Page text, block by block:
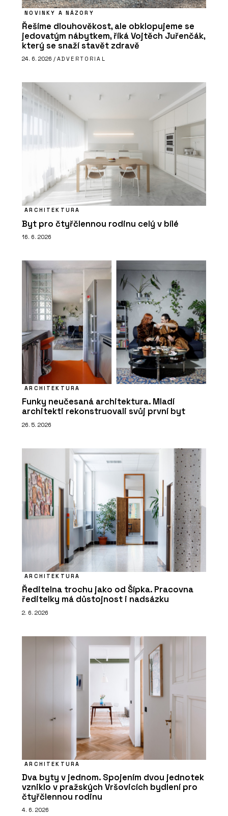
NOVINKY A NÁZORY
Řešíme dlouhověkost, ale obklopujeme se
jedovatým nábytkem, říká Vojtěch Juřenčák,
který se snaží stavět zdravě
24. 6. 2026 / ADVERTORIAL
ARCHITEKTURA
Byt pro čtyřčlennou rodinu celý v bílé
16. 6. 2026
ARCHITEKTURA
Funky neučesaná architektura. Mladí
architekti rekonstruovali svůj první byt
26. 5. 2026
ARCHITEKTURA
Ředitelna trochu jako od Šípka. Pracovna
ředitelky má důstojnost i nadsázku
2. 6. 2026
ARCHITEKTURA
Dva byty v jednom. Spojením dvou jednotek
vzniklo v pražských Vršovicích bydlení pro
čtyřčlennou rodinu
4. 6. 2026